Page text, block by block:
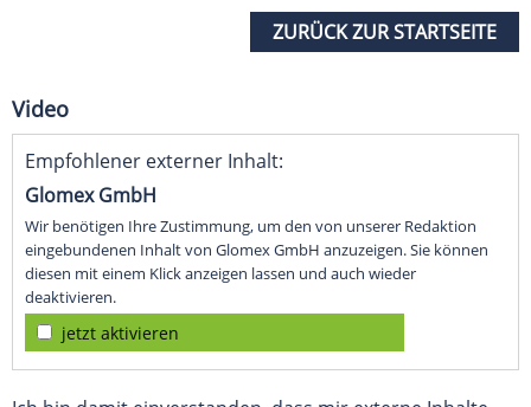
ZURÜCK ZUR STARTSEITE
Video
Empfohlener externer Inhalt:
Glomex GmbH
Wir benötigen Ihre Zustimmung, um den von unserer Redaktion
eingebundenen Inhalt von Glomex GmbH anzuzeigen. Sie können
diesen mit einem Klick anzeigen lassen und auch wieder
deaktivieren.
jetzt aktivieren